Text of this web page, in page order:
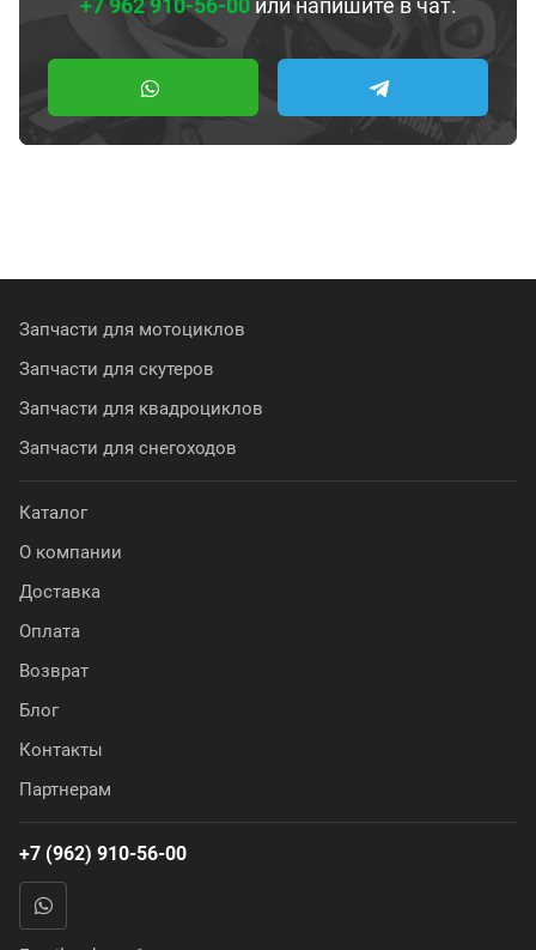
+7 962 910-56-00или напишите в чат.
Запчасти для мотоциклов
Запчасти для скутеров
Запчасти для квадроциклов
Запчасти для снегоходов
Каталог
О компании
Доставка
Оплата
Возврат
Блог
Контакты
Партнерам
+7 (962) 910-56-00